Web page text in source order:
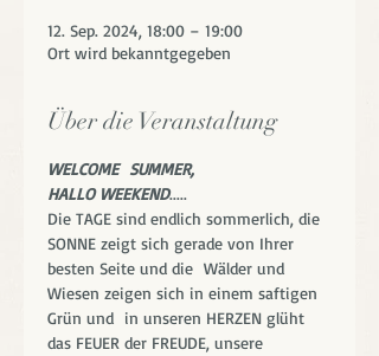
12. Sep. 2024, 18:00 – 19:00
Ort wird bekanntgegeben
Über die Veranstaltung
WELCOME  SUMMER,
HALLO WEEKEND.....
Die TAGE sind endlich sommerlich, die
SONNE zeigt sich gerade von Ihrer
besten Seite und die  Wälder und
Wiesen zeigen sich in einem saftigen
Grün und  in unseren HERZEN glüht
das FEUER der FREUDE, unsere